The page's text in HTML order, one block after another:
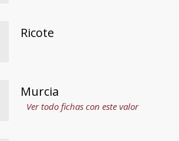
Ricote
Murcia
Ver todo fichas con este valor